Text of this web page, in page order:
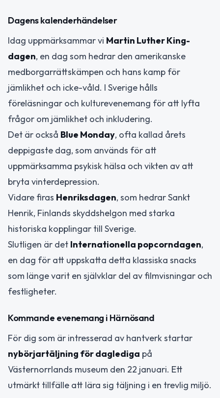
Dagens kalenderhändelser
Idag uppmärksammar vi Martin Luther King-
dagen, en dag som hedrar den amerikanske
medborgarrättskämpen och hans kamp för
jämlikhet och icke-våld. I Sverige hålls
föreläsningar och kulturevenemang för att lyfta
frågor om jämlikhet och inkludering.
Det är också Blue Monday, ofta kallad årets
deppigaste dag, som används för att
uppmärksamma psykisk hälsa och vikten av att
bryta vinterdepression.
Vidare firas Henriksdagen, som hedrar Sankt
Henrik, Finlands skyddshelgon med starka
historiska kopplingar till Sverige.
Slutligen är det Internationella popcorndagen,
en dag för att uppskatta detta klassiska snacks
som länge varit en självklar del av filmvisningar och
festligheter.
Kommande evenemang i Härnösand
För dig som är intresserad av hantverk startar
nybörjartäljning för daglediga på
Västernorrlands museum den 22 januari. Ett
utmärkt tillfälle att lära sig täljning i en trevlig miljö.